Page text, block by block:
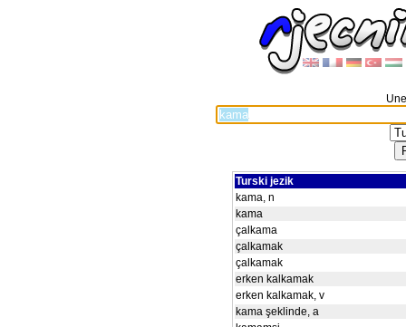
Turski jezik
kama, n
kama
çalkama
çalkamak
çalkamak
erken kalkamak
erken kalkamak, v
kama şeklinde, a